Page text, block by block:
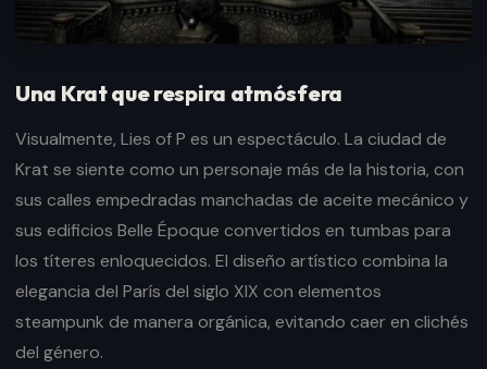
Una Krat que respira atmósfera
Visualmente, Lies of P es un espectáculo. La ciudad de
Krat se siente como un personaje más de la historia, con
sus calles empedradas manchadas de aceite mecánico y
sus edificios Belle Époque convertidos en tumbas para
los títeres enloquecidos. El diseño artístico combina la
elegancia del París del siglo XIX con elementos
steampunk de manera orgánica, evitando caer en clichés
del género.